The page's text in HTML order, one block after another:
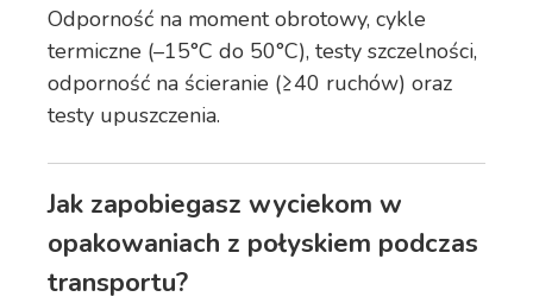
Odporność na moment obrotowy, cykle
termiczne (–15°C do 50°C), testy szczelności,
odporność na ścieranie (≥40 ruchów) oraz
testy upuszczenia.
Jak zapobiegasz wyciekom w
opakowaniach z połyskiem podczas
transportu?